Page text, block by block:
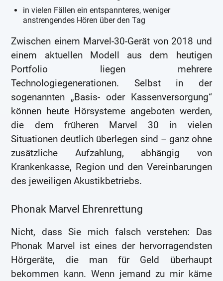
in vielen Fällen ein entspannteres, weniger
anstrengendes Hören über den Tag
Zwischen einem Marvel-30-Gerät von 2018 und
einem aktuellen Modell aus dem heutigen
Portfolio liegen mehrere
Technologiegenerationen. Selbst in der
sogenannten „Basis- oder Kassenversorgung“
können heute Hörsysteme angeboten werden,
die dem früheren Marvel 30 in vielen
Situationen deutlich überlegen sind – ganz ohne
zusätzliche Aufzahlung, abhängig von
Krankenkasse, Region und den Vereinbarungen
des jeweiligen Akustikbetriebs.
Phonak Marvel Ehrenrettung
Nicht, dass Sie mich falsch verstehen: Das
Phonak Marvel ist eines der hervorragendsten
Hörgeräte, die man für Geld überhaupt
bekommen kann. Wenn jemand zu mir käme